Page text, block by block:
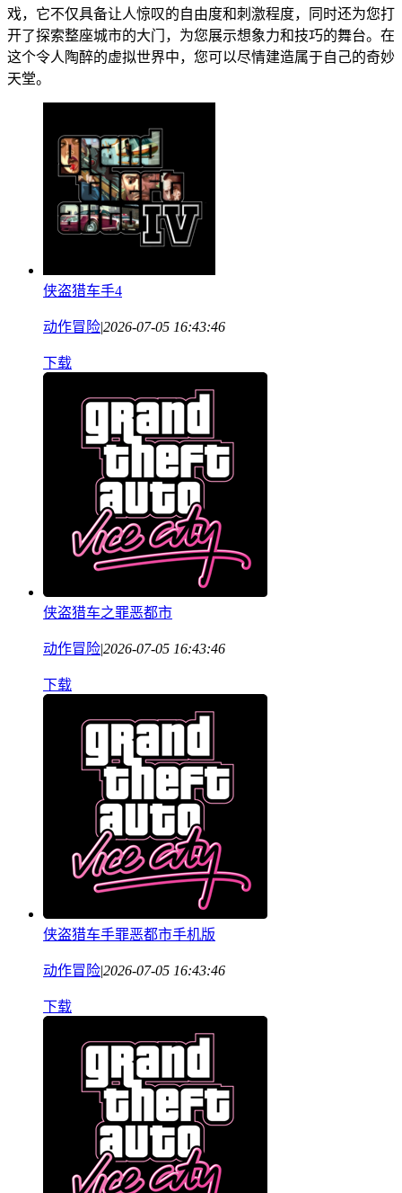
戏，它不仅具备让人惊叹的自由度和刺激程度，同时还为您打
开了探索整座城市的大门，为您展示想象力和技巧的舞台。在
这个令人陶醉的虚拟世界中，您可以尽情建造属于自己的奇妙
天堂。
侠盗猎车手4
动作冒险|2026-07-05 16:43:46
下载
侠盗猎车之罪恶都市
动作冒险|2026-07-05 16:43:46
下载
侠盗猎车手罪恶都市手机版
动作冒险|2026-07-05 16:43:46
下载